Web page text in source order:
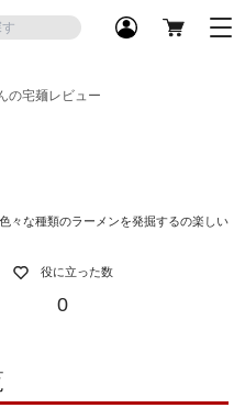
の宅麺レビュー
々な種類のラーメンを発掘するの楽しい
役に立った数
0